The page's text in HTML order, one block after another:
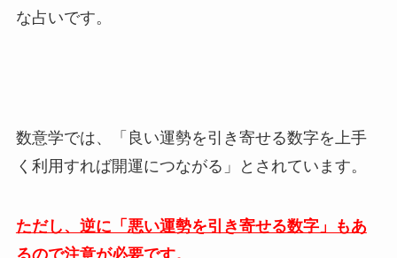
な占いです。
数意学では、「良い運勢を引き寄せる数字を上手
く利用すれば開運につながる」とされています。
ただし、逆に「悪い運勢を引き寄せる数字」もあ
るので注意が必要です。